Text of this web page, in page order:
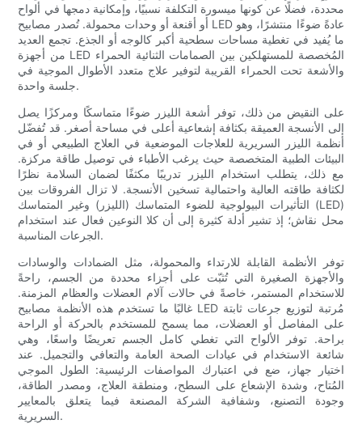
محددة، فضلًا عن كونها ميسورة التكلفة نسبيًا، وإمكانية دمجها في ألواح
أو أقنعة أو وحدات محمولة. تُصدر مصابيح LED عادةً ضوءًا منتشرًا، وهو
ما يُفيد في تغطية مساحات سطحية أكبر كالوجه أو الجذع. تجمع العديد
من أجهزة LED المُخصصة للمستهلكين بين الصمامات الثنائية الحمراء
والأشعة تحت الحمراء القريبة لتوفير علاج متعدد الأطوال الموجية في
جلسة واحدة.
على النقيض من ذلك، توفر أشعة الليزر ضوءًا متماسكًا ومركزًا يصل
إلى الأنسجة العميقة بكثافة إشعاعية أعلى في مساحة أصغر. قد تُفضّل
أنظمة الليزر السريرية للعلاجات الموضعية في العلاج الطبيعي أو في
البيئات الطبية المتخصصة حيث يرغب الأطباء في توصيل طاقة مركزة.
مع ذلك، يتطلب استخدام الليزر تدريبًا مكثفًا لضمان السلامة نظرًا
لكثافة طاقته العالية واحتمالية تسخين الأنسجة. لا تزال الفروقات بين
التأثيرات البيولوجية للضوء المتماسك (الليزر) وغير المتماسك (LED)
محل نقاش؛ إذ تشير أدلة كثيرة إلى أن كلا النوعين فعال عند استخدام
الجرعات المناسبة.
توفر الأنظمة القابلة للارتداء والمحمولة، مثل الضمادات والوسادات
والأجهزة الصغيرة التي تُثبّت على أجزاء محددة من الجسم، راحةً
للاستخدام المستمر، خاصةً في حالات آلام العضلات والعظام المزمنة.
غالبًا ما تستخدم هذه الأنظمة مصابيح LED مُرتبة لتوزيع جرعات ثابتة
على المفاصل أو العضلات، مما يسمح للمستخدم بالحركة أو الراحة
براحة. توفر الألواح التي تغطي كامل الجسم تعريضًا واسعًا، وهي
شائعة الاستخدام في عيادات الصحة العامة والتعافي والتجميل. عند
اختيار جهاز، ضع في اعتبارك المواصفات الرئيسية: الطول الموجي
المُتاح، وشدة الإشعاع على السطح، ومنطقة العلاج، ومصدر الطاقة،
وجودة التصنيع، وشفافية الشركة المصنعة فيما يتعلق بالمعايير
السريرية.